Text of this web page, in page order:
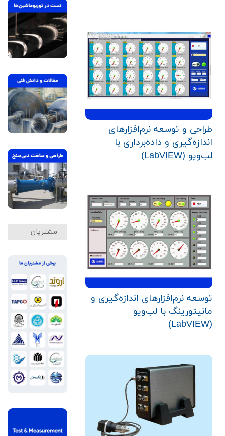
طراحی و توسعه نرم‌افزارهای
اندازه‌گیری و داده‌برداری با
لب‌ویو (LabVIEW)
توسعه نرم‌افزارهای اندازه‌گیری و
مانیتورینگ با لب‌ویو
(LabVIEW)
مشتریان